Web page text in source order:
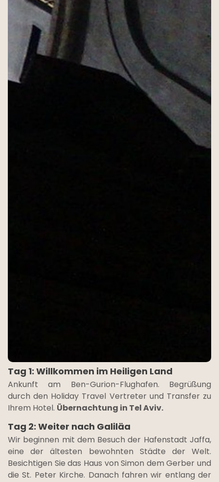
Tag 1: Willkommen im Heiligen Land
Ankunft am Ben-Gurion-Flughafen. Begrüßung
durch den Holiday Travel Vertreter und Transfer zu
Ihrem Hotel. Übernachtung in Tel Aviv.
Tag 2: Weiter nach Galiläa
Wir beginnen mit dem Besuch der Hafenstadt Jaffa,
eine der ältesten bewohnten Städte der Welt.
Besichtigen Sie das Haus von Simon dem Gerber und
die St. Peter Kirche. Danach fahren wir entlang der